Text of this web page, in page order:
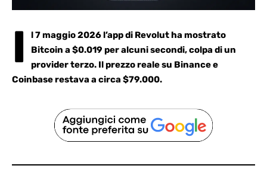
I
l 7 maggio 2026 l’app di Revolut ha mostrato
Bitcoin a $0.019 per alcuni secondi, colpa di un
provider terzo. Il prezzo reale su Binance e
Coinbase restava a circa $79.000.